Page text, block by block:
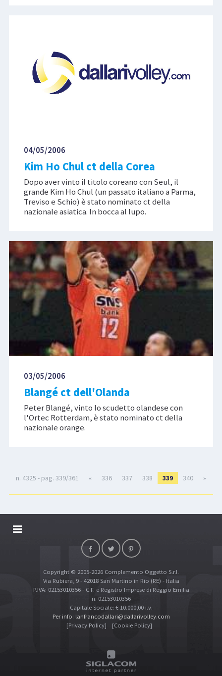
04/05/2006
Kim Ho Chul ct della Corea
Dopo aver vinto il titolo coreano con Seul, il
grande Kim Ho Chul (un passato italiano a Parma,
Treviso e Schio) è stato nominato ct della
nazionale asiatica. In bocca al lupo.
03/05/2006
Blangé ct dell'Olanda
Peter Blangé, vinto lo scudetto olandese con
l'Ortec Rotterdam, è stato nominato ct della
nazionale orange.
n. 4325 - pag. 339/361 « 336 337 338 339 340 »
DALLARIVOLLEY SOSTIENE
TOP RICERCHE
SITE MAP
Copyright © 2005-2026 Complemento Oggetto S.r.l.
Via Rubiera, 9 - 42018 San Martino in Rio (RE) - Italia
P.IVA: 02153010356 - C.F. e Registro Imprese di Reggio Emilia
n. 02153010356
Capitale Sociale: € 10.000,00 i.v.
Per info: lanfrancodallari@dallarivolley.com
[Privacy Policy]
[Cookie Policy]